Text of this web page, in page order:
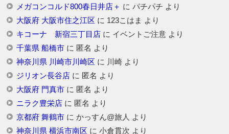
メガコンコルド800春日井店＋ に パチパチ より
大阪府 大阪市住之江区 に 123こはま より
キコーナ 新宿三丁目店に イベントご注意より
千葉県 船橋市に 匿名 より
神奈川県 川崎市川崎区 に 川崎より
ジリオン長谷店に 匿名 より
大阪府 門真市に 匿名 より
ニラク豊栄店に 匿名 より
京都府 舞鶴市に かっすん@旅人 より
神奈川県 横浜市南区 に 小倉貫次 より